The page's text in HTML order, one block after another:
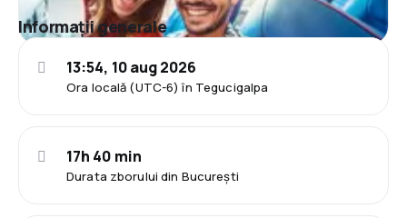
Informații generale
Ora locală (UTC-6) în Tegucigalpa
13:54, 10 aug 2026
Durata zborului din București
17h 40 min